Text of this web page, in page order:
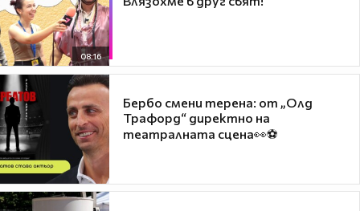
08:16
Бербо смени терена: от „Олд
Трафорд“ директно на
театралната сцена👀⚽